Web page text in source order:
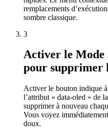
remplacements
sombre classique.
3
Activer le Mode
pour supprimer
Activer le bouton indique
l’attribut « data-oled » de
supprimer à nouveau
Vous voyez
doux.